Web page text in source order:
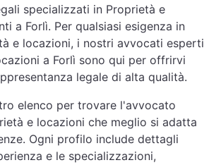
specializzati in Proprietà e
a Forlì. Per qualsiasi esigenza in
e locazioni, i nostri avvocati esperti
a Forlì sono qui per offrirvi
legale di alta qualità.
elenco per trovare l'avvocato
e locazioni che meglio si adatta
Ogni profilo include dettagli
e le specializzazioni,